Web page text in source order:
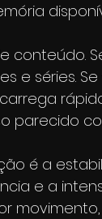
conteúdo.
e séries.
parecido
é a
e a